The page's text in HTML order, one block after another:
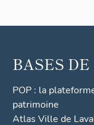
BASES
POP : la
patrimoine
Atlas Ville de